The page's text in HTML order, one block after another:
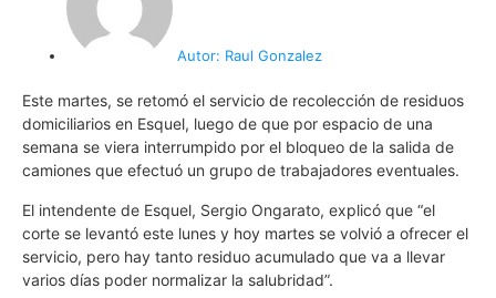
Autor: Raul Gonzalez
Este martes, se retomó el servicio de recolección de residuos
domiciliarios en Esquel, luego de que por espacio de una
semana se viera interrumpido por el bloqueo de la salida de
camiones que efectuó un grupo de trabajadores eventuales.
El intendente de Esquel, Sergio Ongarato, explicó que “el
corte se levantó este lunes y hoy martes se volvió a ofrecer el
servicio, pero hay tanto residuo acumulado que va a llevar
varios días poder normalizar la salubridad”.